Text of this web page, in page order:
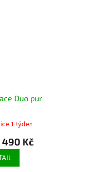
Duo pur
1 týden
490 Kč